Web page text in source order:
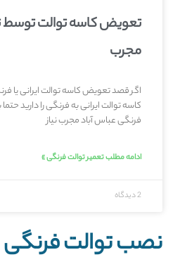
تعویض کاسه توالت توسط
مجرب
اگر قصد تعویض کاسه توالت ایرانی یا
کاسه توالت ایرانی به فرنگی را دارید
فرنگی عباس آباد مجرب نیاز
ادامه مطلب تعمیر توالت فرنگی »
2 دیدگاه
نصب توالت فرنگی